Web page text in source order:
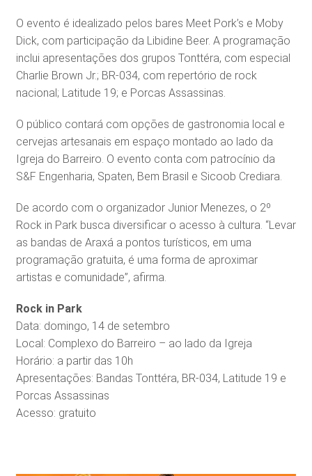
O evento é idealizado pelos bares Meet Pork’s e Moby
Dick, com participação da Libidine Beer. A programação
inclui apresentações dos grupos Tonttéra, com especial
Charlie Brown Jr.; BR-034, com repertório de rock
nacional; Latitude 19; e Porcas Assassinas.
O público contará com opções de gastronomia local e
cervejas artesanais em espaço montado ao lado da
Igreja do Barreiro. O evento conta com patrocínio da
S&F Engenharia, Spaten, Bem Brasil e Sicoob Crediara.
De acordo com o organizador Junior Menezes, o 2º
Rock in Park busca diversificar o acesso à cultura. “Levar
as bandas de Araxá a pontos turísticos, em uma
programação gratuita, é uma forma de aproximar
artistas e comunidade”, afirma.
Rock in Park
Data: domingo, 14 de setembro
Local: Complexo do Barreiro – ao lado da Igreja
Horário: a partir das 10h
Apresentações: Bandas Tonttéra, BR-034, Latitude 19 e
Porcas Assassinas
Acesso: gratuito